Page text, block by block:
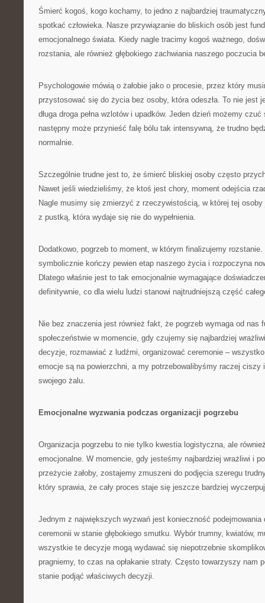
Śmierć kogoś, kogo kochamy, to jedno z najbardziej
spotkać człowieka. Nasze przywiązanie do bliskich osób jest
emocjonalnego świata. Kiedy nagle tracimy kogoś ważnego,
rozstania, ale również głębokiego zachwiania naszego poczucia
Psychologowie mówią o żałobie jako o procesie, przez który
przystosować się do życia bez osoby, która odeszła. To nie jest
długa droga pełna wzlotów i upadków. Jeden dzień możemy
następny może przynieść falę bólu tak intensywną, że trudno
normalnie.
Szczególnie trudne jest to, że śmierć bliskiej osoby często
Nawet jeśli wiedzieliśmy, że ktoś jest chory, moment odejścia
Nagle musimy się zmierzyć z rzeczywistością, w której tej
z pustką, która wydaje się nie do wypełnienia.
Dodatkowo, pogrzeb to moment, w którym finalizujemy
symbolicznie kończy pewien etap naszego życia i rozpoczyna
Dlatego właśnie jest to tak emocjonalnie wymagające
definitywnie, co dla wielu ludzi stanowi najtrudniejszą część
Nie bez znaczenia jest również fakt, że pogrzeb wymaga od nas
społeczeństwie w momencie, gdy czujemy się najbardziej
decyzje, rozmawiać z ludźmi, organizować ceremonie –
emocje są na powierzchni, a my potrzebowalibyśmy raczej ciszy
swojego żalu.
Emocjonalne wyzwania podczas organizacji pogrzebu
Organizacja pogrzebu to nie tylko kwestia logistyczna, ale
emocjonalne. W momencie, gdy jesteśmy najbardziej wrażliwi i
przeżycie żałoby, zostajemy zmuszeni do podjęcia szeregu
który sprawia, że cały proces staje się jeszcze bardziej
Jednym z największych wyzwań jest konieczność
ceremonii w stanie głębokiego smutku. Wybór trumny, kwiatów,
wszystkie te decyzje mogą wydawać się niepotrzebnie
pragniemy, to czas na opłakanie straty. Często towarzyszy nam
stanie podjąć właściwych decyzji.